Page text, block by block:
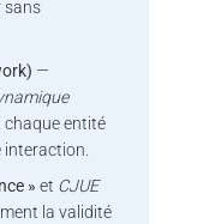
sans
—
chaque entité
» et CJUE
la validité